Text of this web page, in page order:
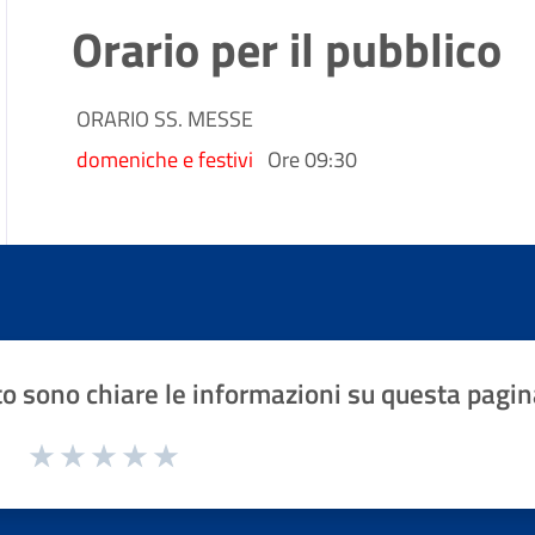
Orario per il pubblico
ORARIO SS. MESSE
domeniche e festivi Ore 09:30
sono chiare le informazioni su questa
1 a 5 stelle la pagina